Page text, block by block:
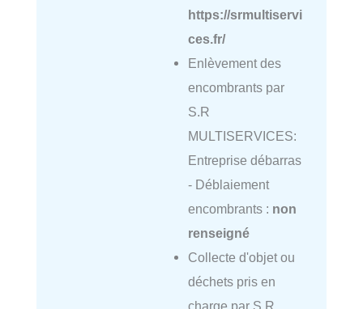
https://srmultiservi
ces.fr/
Enlèvement des
encombrants par
S.R
MULTISERVICES:
Entreprise débarras
- Déblaiement
encombrants : non
renseigné
Collecte d'objet ou
déchets pris en
charge par S.R